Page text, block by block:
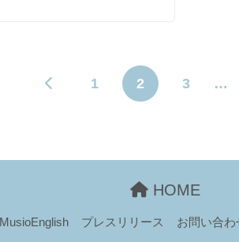
1 2 3 …
HOME
MusioEnglish プレスリリース お問い合わ